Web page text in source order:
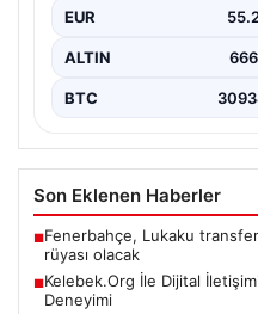
EUR
ALTIN
BTC
Son Eklenen Haberler
■Fenerbahçe, Lukaku
rüyası olacak
■Kelebek.Org İle Dijital
Deneyimi